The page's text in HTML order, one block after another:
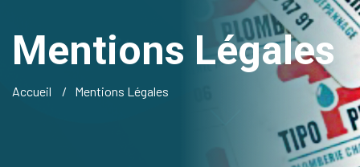
Mentions Légales
Accueil Mentions Légales